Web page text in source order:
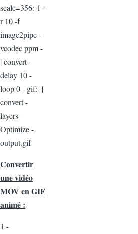
scale=356:-1 -
r 10 -f
image2pipe -
vcodec ppm -
| convert -
delay 10 -
loop 0 - gif:- |
convert -
layers
Optimize -
output.gif
Convertir
une vidéo
MOV en GIF
animé :
1 -